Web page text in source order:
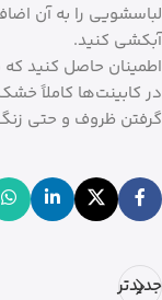
آبکشی کنید.
اطمینان حاصل کنید
در کابینت‌ها کاملاً
گرفتن ظروف و حتی
جدیدتر